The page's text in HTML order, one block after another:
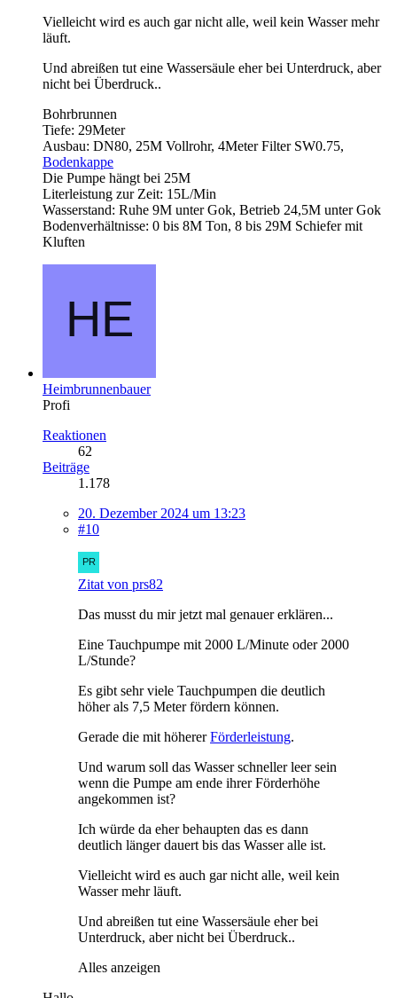
Vielleicht wird es auch gar nicht alle, weil kein Wasser mehr
läuft.
Und abreißen tut eine Wassersäule eher bei Unterdruck, aber
nicht bei Überdruck..
Bohrbrunnen
Tiefe: 29Meter
Ausbau: DN80, 25M Vollrohr, 4Meter Filter SW0.75,
Bodenkappe
Die Pumpe hängt bei 25M
Literleistung zur Zeit: 15L/Min
Wasserstand: Ruhe 9M unter Gok, Betrieb 24,5M unter Gok
Bodenverhältnisse: 0 bis 8M Ton, 8 bis 29M Schiefer mit
Kluften
Heimbrunnenbauer
Profi
Reaktionen
62
Beiträge
1.178
20. Dezember 2024 um 13:23
#10
Zitat von prs82
Das musst du mir jetzt mal genauer erklären...
Eine Tauchpumpe mit 2000 L/Minute oder 2000
L/Stunde?
Es gibt sehr viele Tauchpumpen die deutlich
höher als 7,5 Meter fördern können.
Gerade die mit höhererFörderleistung.
Und warum soll das Wasser schneller leer sein
wenn die Pumpe am ende ihrer Förderhöhe
angekommen ist?
Ich würde da eher behaupten das es dann
deutlich länger dauert bis das Wasser alle ist.
Vielleicht wird es auch gar nicht alle, weil kein
Wasser mehr läuft.
Und abreißen tut eine Wassersäule eher bei
Unterdruck, aber nicht bei Überdruck..
Alles anzeigen